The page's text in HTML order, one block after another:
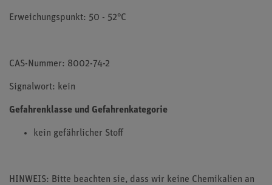
Erweichungspunkt: 50 - 52°C
CAS-Nummer: 8002-74-2
Signalwort: kein
Gefahrenklasse und Gefahrenkategorie
kein gefährlicher Stoff
HINWEIS: Bitte beachten sie, dass wir keine Chemikalien an